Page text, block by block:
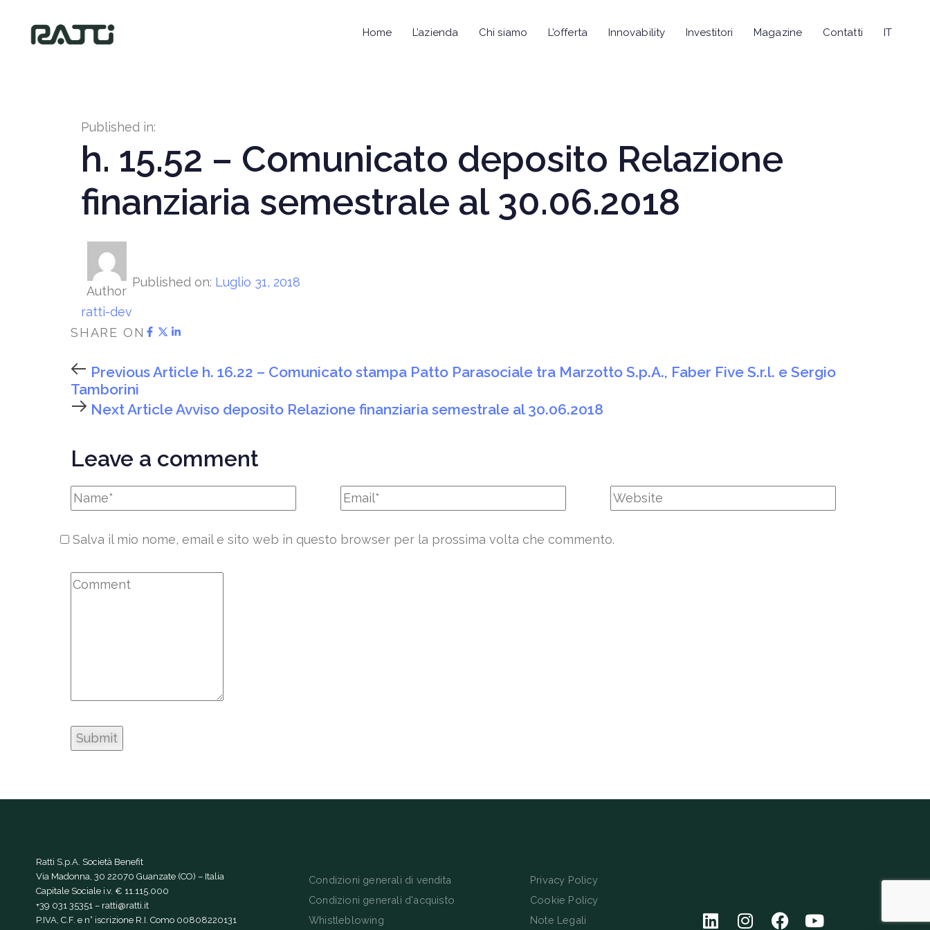
Home L’azienda Chi siamo L’offerta Innovability Investitori Magazine Contatti IT
Published in:
h. 15.52 – Comunicato deposito Relazione
finanziaria semestrale al 30.06.2018
Author
ratti-dev
Published on: Luglio 31, 2018
SHARE ON
Previous Article h. 16.22 – Comunicato stampa Patto Parasociale tra Marzotto S.p.A., Faber Five S.r.l. e Sergio
Tamborini
Next ArticleAvviso deposito Relazione finanziaria semestrale al 30.06.2018
Leave a comment
Salva il mio nome, email e sito web in questo browser per la prossima volta che commento.
Ratti S.p.A. Società Benefit
Via Madonna, 30 22070 Guanzate (CO) – Italia
Capitale Sociale i.v. € 11.115.000
+39 031 35351 – ratti@ratti.it
P.IVA, C.F. e n° iscrizione R.I. Como 00808220131
Condizioni generali di vendita
Condizioni generali d'acquisto
Whistleblowing
Privacy Policy
Cookie Policy
Note Legali